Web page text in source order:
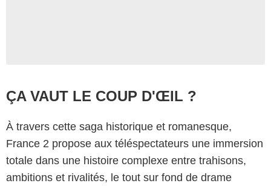
ÇA VAUT LE COUP D'ŒIL ?
À travers cette saga historique et romanesque,
France 2 propose aux téléspectateurs une immersion
totale dans une histoire complexe entre trahisons,
ambitions et rivalités, le tout sur fond de drame